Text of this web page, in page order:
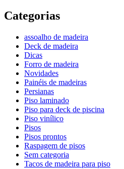
Categorias
assoalho de madeira
Deck de madeira
Dicas
Forro de madeira
Novidades
Painéis de madeiras
Persianas
Piso laminado
Piso para deck de piscina
Piso vinílico
Pisos
Pisos prontos
Raspagem de pisos
Sem categoria
Tacos de madeira para piso